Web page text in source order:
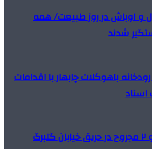
و اوباش در روز طبیعت/ همه
شدند
باهوکلات چابهار با اقدامات
اسناد